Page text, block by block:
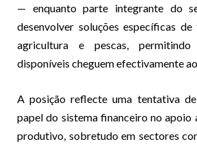
— enquanto parte integrante do
desenvolver soluções específicas
agricultura e pescas,
disponíveis cheguem efectivamente
A posição reflecte uma tentativa
papel do sistema financeiro no apoio
produtivo, sobretudo em sectores